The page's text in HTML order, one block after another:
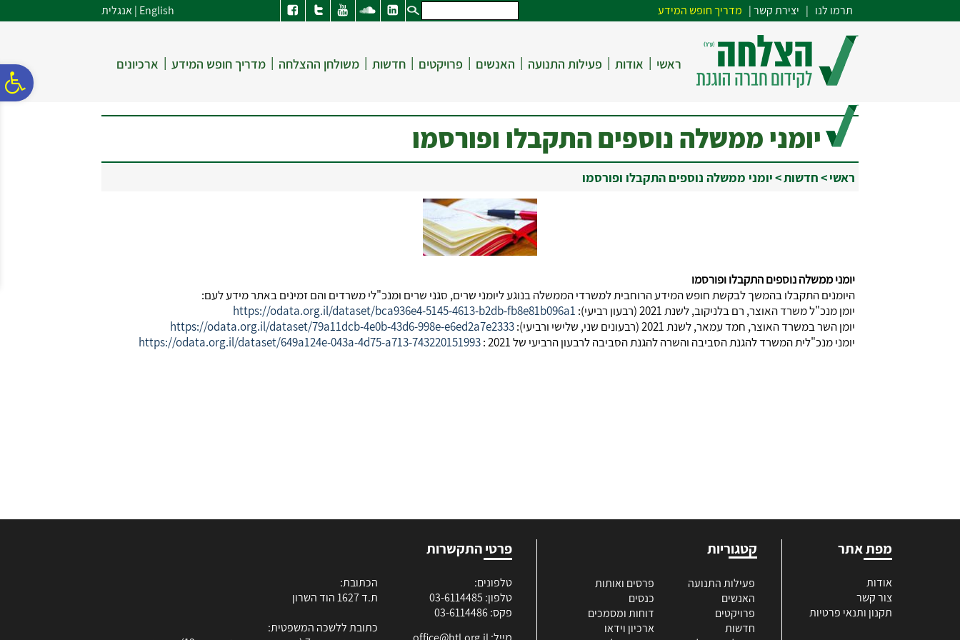
נגישות
אתר
המרכזי
תרמו לנו | יצירת קשר| מדריך חופש המידע English
|אנגלית
ראשי | אודות | פעילות התנועה | האנשים | פרויקטים | חדשות | משולחן ההצלחה | מדריך חופש המידע | ארכיונים
יומני ממשלה נוספים התקבלו ופורסמו
ראשי>חדשות>יומני ממשלה נוספים התקבלו ופורסמו
יומני ממשלה נוספים התקבלו ופורסמו
היומנים התקבלו בהמשך לבקשת חופש המידע הרוחבית למשרדי הממשלה בנוגע ליומני שרים, סגני שרים ומנכ"לי משרדים והם זמינים באתר מידע לעם:
יומן מנכ"ל משרד האוצר, רם בלניקוב, לשנת 2021 (רבעון רביעי):
https://odata.org.il/dataset/bca936e4-5145-4613-b2db-fb8e81b096a1
יומן השר במשרד האוצר, חמד עמאר, לשנת 2021 (רבעונים שני, שלישי ורביעי):
https://odata.org.il/dataset/79a11dcb-4e0b-43d6-998e-e6ed2a7e2333
יומני מנכ"לית המשרד להגנת הסביבה והשרה להגנת הסביבה לרבעון הרביעי של 2021 :
https://odata.org.il/dataset/649a124e-043a-4d75-a713-743220151993
מפת אתר
אודות
צור קשר
תקנון ותנאי פרטיות
קטגוריות
פעילות התנועה
האנשים
פרויקטים
חדשות
פרסים ואותות
כנסים
דוחות ומסמכים
ארכיון וידאו
פרטי התקשרות
טלפונים:
טלפון: 03-6114485
פקס: 03-6114486
הכתובת:
ת.ד 1627 הוד השרון
כתובת ללשכה המשפטית: